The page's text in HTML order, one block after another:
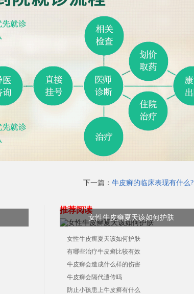
下一篇： 牛皮癣的临床表现有什么?
推荐阅读
女性牛皮癣夏天该如何护肤
女性牛皮癣夏天该如何护肤
有哪些治疗牛皮癣比较有效
牛皮癣会造成什么样的伤害
牛皮癣会隔代遗传吗
防止小孩患上牛皮癣有什么